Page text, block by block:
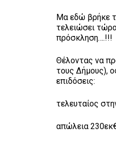
Μα εδώ βρήκε
τελειώσει
πρόσκληση….!!!
Θέλοντας να
τους Δήμους),
επιδόσεις:
τελευταίος
απώλεια